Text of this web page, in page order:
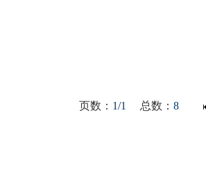
页数： 1/1 总数： 8